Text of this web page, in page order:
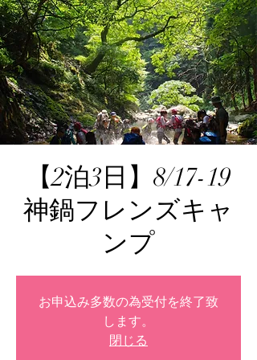
【2泊3日】8/17-19
神鍋フレンズキャ
ンプ
お申込み多数の為受付を終了致
します。
閉じる